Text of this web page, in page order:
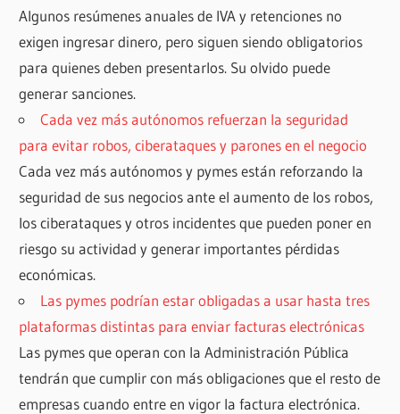
Algunos resúmenes anuales de IVA y retenciones no
exigen ingresar dinero, pero siguen siendo obligatorios
para quienes deben presentarlos. Su olvido puede
generar sanciones.
Cada vez más autónomos refuerzan la seguridad
para evitar robos, ciberataques y parones en el negocio
Cada vez más autónomos y pymes están reforzando la
seguridad de sus negocios ante el aumento de los robos,
los ciberataques y otros incidentes que pueden poner en
riesgo su actividad y generar importantes pérdidas
económicas.
Las pymes podrían estar obligadas a usar hasta tres
plataformas distintas para enviar facturas electrónicas
Las pymes que operan con la Administración Pública
tendrán que cumplir con más obligaciones que el resto de
empresas cuando entre en vigor la factura electrónica.